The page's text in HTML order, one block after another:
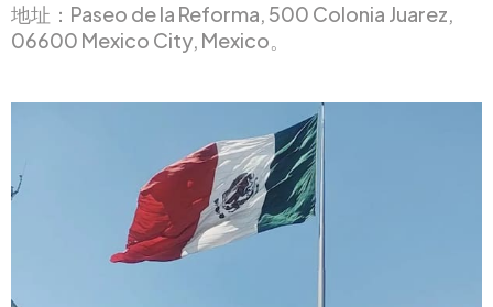
地址：Paseo de la Reforma, 500 Colonia Juarez,
06600 Mexico City, Mexico。